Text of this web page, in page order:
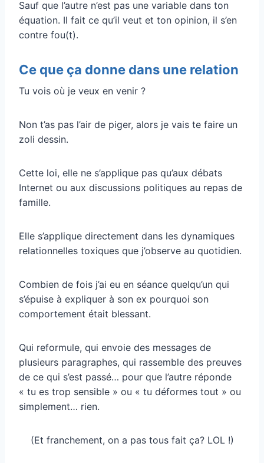
Sauf que l’autre n’est pas une variable dans ton
équation. Il fait ce qu’il veut et ton opinion, il s’en
contre fou(t).
Ce que ça donne dans une relation
Tu vois où je veux en venir ?
Non t’as pas l’air de piger, alors je vais te faire un
zoli dessin.
Cette loi, elle ne s’applique pas qu’aux débats
Internet ou aux discussions politiques au repas de
famille.
Elle s’applique directement dans les dynamiques
relationnelles toxiques que j’observe au quotidien.
Combien de fois j’ai eu en séance quelqu’un qui
s’épuise à expliquer à son ex pourquoi son
comportement était blessant.
Qui reformule, qui envoie des messages de
plusieurs paragraphes, qui rassemble des preuves
de ce qui s’est passé… pour que l’autre réponde
« tu es trop sensible » ou « tu déformes tout » ou
simplement… rien.
(Et franchement, on a pas tous fait ça? LOL !)